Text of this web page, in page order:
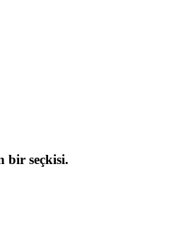
bir seçkisi.